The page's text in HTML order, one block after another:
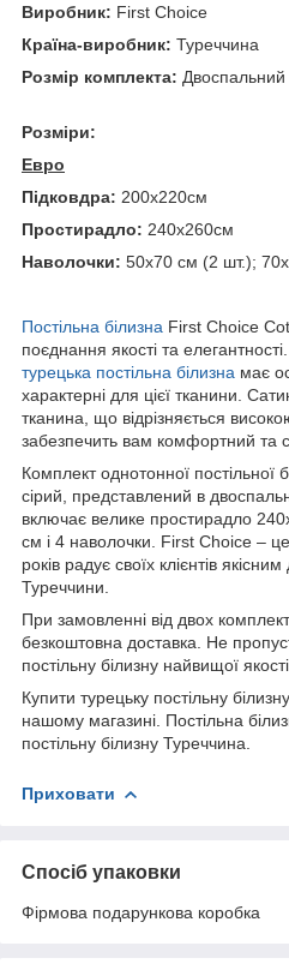
Виробник: First Choice
Країна-виробник: Туреччина
Розмір комплекта: Двоспальний
Розміри:
Евро
Підковдра: 200х220см
Простирадло: 240х260см
Наволочки: 50х70 см (2 шт.);
Постільна білизна First Choice
поєднання якості та
турецька постільна білизна має
характерні для цієї тканини.
тканина, що відрізняється
забезпечить вам комфортний та
Комплект однотонної постільної
сірий, представлений в
включає велике простирадло
см і 4 наволочки. First Choice –
років радує своїх клієнтів
Туреччини.
При замовленні від двох
безкоштовна доставка. Не
постільну білизну найвищої
Купити турецьку постільну
нашому магазині. Постільна
постільну білизну Туреччина.
Приховати
Спосіб упаковки
Фірмова подарункова коробка